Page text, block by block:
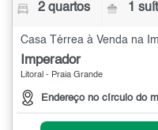
2 quartos 1
Casa Térrea à Venda na
Imperador
Litoral - Praia Grande
Endereço no círculo do